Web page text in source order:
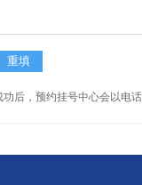
功后，预约挂号中心会以电